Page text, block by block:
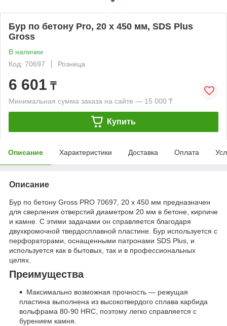
Бур по бетону Pro, 20 х 450 мм, SDS Plus
Gross
В наличии
Код: 70697
Розница
6 601 ₸
Минимальная сумма заказа на сайте — 15 000 ₸
Купить
Описание Характеристики Доставка Оплата
Описание
Бур по бетону Gross PRO 70697, 20 х 450 мм предназначен
для сверления отверстий диаметром 20 мм в бетоне, кирпиче
и камне. С этими задачами он справляется благодаря
двухкромочной твердосплавной пластине. Бур используется с
перфораторами, оснащенными патронами SDS Plus, и
используется как в бытовых, так и в профессиональных
целях.
Преимущества
Максимально возможная прочность — режущая
пластина выполнена из высокотвердого сплава карбида
вольфрама 80-90 HRC, поэтому легко справляется с
бурением камня.